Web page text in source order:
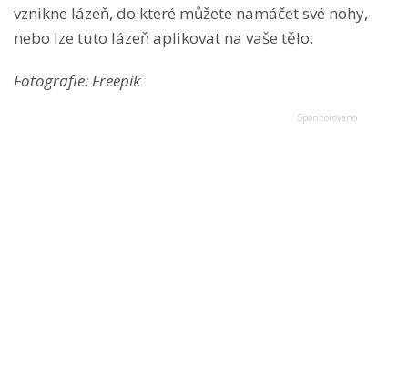
vznikne lázeň, do které můžete namáčet své nohy,
nebo lze tuto lázeň aplikovat na vaše tělo.
Fotografie: Freepik